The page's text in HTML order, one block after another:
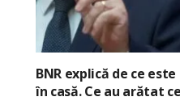
BNR explică de ce
în casă. Ce au arătat